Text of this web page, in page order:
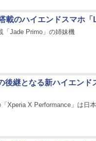
のハイエンドスマホ「
「Jade Primo」の姉妹機
後継となる新ハイエンド
Xperia X Performance」は日